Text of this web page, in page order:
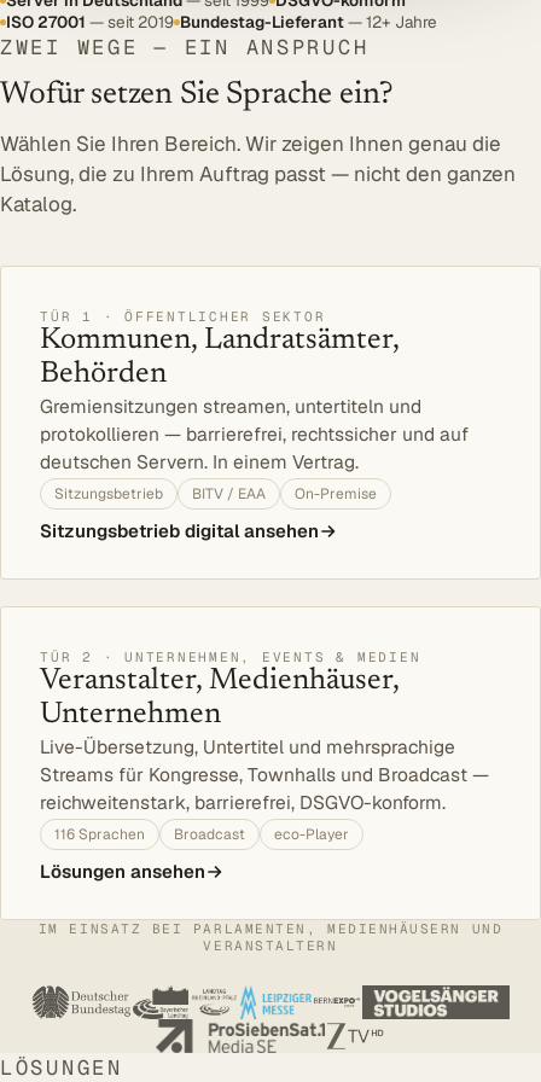
BLOG
Über uns
Referenzen
Blog
Barrierefreiheit
Kontakt
Log In
Beratung
ISO 27001 — seit 2019 Bundestag-Lieferant— 12+ Jahre
ZWEI WEGE — EIN ANSPRUCH
Wofür setzen Sie Sprache ein?
Wählen Sie Ihren Bereich. Wir zeigen Ihnen genau die
Lösung, die zu Ihrem Auftrag passt — nicht den ganzen
Katalog.
TÜR 1 · ÖFFENTLICHER SEKTOR
Kommunen, Landratsämter,
Behörden
Gremiensitzungen streamen, untertiteln und
protokollieren — barrierefrei, rechtssicher und auf
deutschen Servern. In einem Vertrag.
Sitzungsbetrieb BITV / EAA On-Premise
Sitzungsbetrieb digital ansehen
TÜR 2 · UNTERNEHMEN, EVENTS & MEDIEN
Veranstalter, Medienhäuser,
Unternehmen
Live-Übersetzung, Untertitel und mehrsprachige
Streams für Kongresse, Townhalls und Broadcast —
reichweitenstark, barrierefrei, DSGVO-konform.
116 Sprachen Broadcast eco-Player
Lösungen ansehen
IM EINSATZ BEI PARLAMENTEN, MEDIENHÄUSERN UND
VERANSTALTERN
LÖSUNGEN